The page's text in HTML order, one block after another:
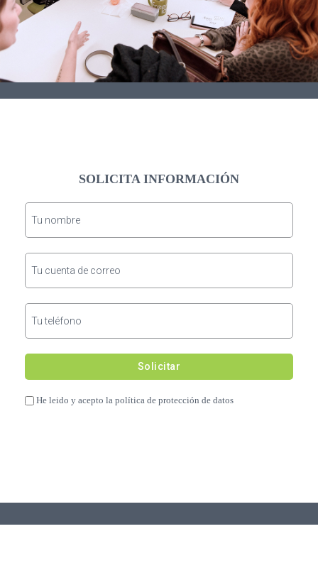
SOLICITA INFORMACIÓN
He leido y acepto la política de protección de datos